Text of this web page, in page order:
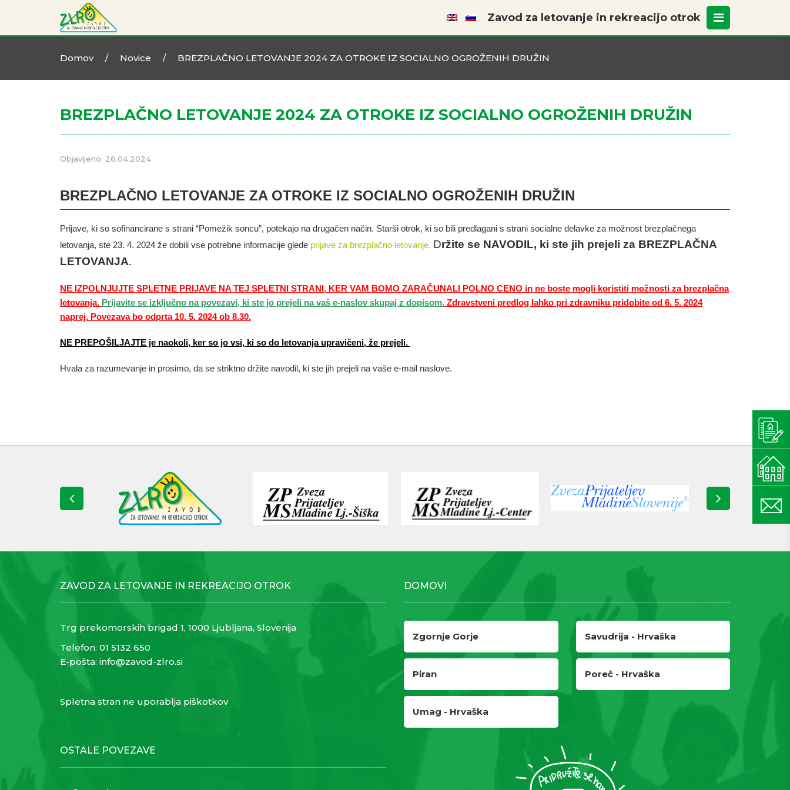
Zavod za letovanje in rekreacijo otrok
Domov / Novice / BREZPLAČNO LETOVANJE 2024 ZA OTROKE IZ SOCIALNO OGROŽENIH DRUŽIN
BREZPLAČNO LETOVANJE 2024 ZA OTROKE IZ SOCIALNO OGROŽENIH DRUŽIN
Objavljeno: 26.04.2024
BREZPLAČNO LETOVANJE ZA OTROKE IZ SOCIALNO OGROŽENIH DRUŽIN
Prijave, ki so sofinancirane s strani “Pomežik soncu”, potekajo na drugačen način. Starši otrok, ki so bili predlagani s strani socialne delavke za možnost brezplačnega
letovanja, ste 23. 4. 2024 že dobili vse potrebne informacije glede prijave za brezplačno letovanje. Držite se NAVODIL, ki ste jih prejeli za BREZPLAČNA
LETOVANJA.
NE IZPOLNJUJTE SPLETNE PRIJAVE NA TEJ SPLETNI STRANI, KER VAM BOMO ZARAČUNALI POLNO CENO in ne boste mogli koristiti možnosti za brezplačna
letovanja. Prijavite se izključno na povezavi, ki ste jo prejeli na vaš e-naslov skupaj z dopisom. Zdravstveni predlog lahko pri zdravniku pridobite od 6. 5. 2024
naprej. Povezava bo odprta 10. 5. 2024 ob 8.30.
NE PREPOŠILJAJTE je naokoli, ker so jo vsi, ki so do letovanja upravičeni, že prejeli.
Hvala za razumevanje in prosimo, da se striktno držite navodil, ki ste jih prejeli na vaše e-mail naslove.
ZAVOD ZA LETOVANJE IN REKREACIJO OTROK
Trg prekomorskih brigad 1, 1000 Ljubljana, Slovenija
Telefon: 01 5132 650
E-pošta: info@zavod-zlro.si
Spletna stran ne uporablja piškotkov
DOMOVI
Zgornje Gorje
Piran
Umag - Hrvaška
Savudrija - Hrvaška
Poreč - Hrvaška
OSTALE POVEZAVE